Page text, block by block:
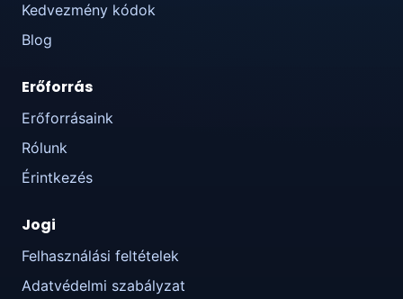
Kedvezmény kódok
Blog
Erőforrás
Erőforrásaink
Rólunk
Érintkezés
Jogi
Felhasználási feltételek
Adatvédelmi szabályzat